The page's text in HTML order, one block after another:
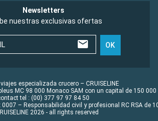
Newsletters
nuestras exclusivas ofertas
OK
especializada crucero – CRUISELINE
MC 98 000 Monaco SAM con un capital de 150 000
tel : (00) 377 97 97 84 50
– Responsabilidad civil y profesional RC RSA de
2026 - all rights reserved